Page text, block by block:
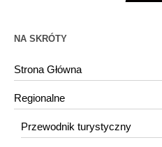
NA SKRÓTY
Strona Główna
Regionalne
Przewodnik turystyczny